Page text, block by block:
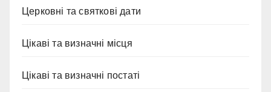
Церковні та святкові дати
Цікаві та визначні місця
Цікаві та визначні постаті